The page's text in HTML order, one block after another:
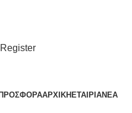
ΠΡΟΣΦΟΡΑΑΡΧΙΚΗ ΕΤΑΙΡΙΑΝΕΑ